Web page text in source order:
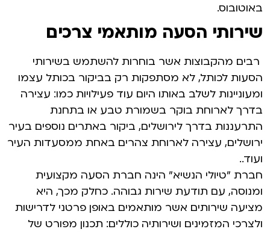
באוטובוס.
שירותי הסעה מותאמי צרכים
רבים מהקבוצות אשר בוחרות להשתמש בשירותי
הסעות לכותל, לא מסתפקות רק בביקור בכותל עצמו
ומעוניינות לשלב באותו היום עוד פעילויות כמו: עצירה
בדרך לארוחת בוקר בשמורת טבע או בתחנת
התרעננות בדרך לירושלים, ביקור באתרים נוספים בעיר
ירושלים, עצירה לארוחת צהרים באחת ממסעדות העיר
ועוד..
חברת "טיולי הנשיא" הינה חברת הסעה מקצועית
ומנוסה, עם תודעת שירות גבוהה. כחלק מכך, היא
מציעה שירותים אשר מותאמים באופן פרטני לדרישות
ולצרכי המזמינים ושירותיה כוללים: תכנון מפורט של